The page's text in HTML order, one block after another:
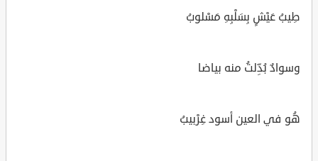
طِيبُ عَيْشٍ بِسَلْبِهِ مَسْلوبُ
وسوادٌ بُدِّلتُ منه بياضا
هُو في العين أسود غِرْبيبُ